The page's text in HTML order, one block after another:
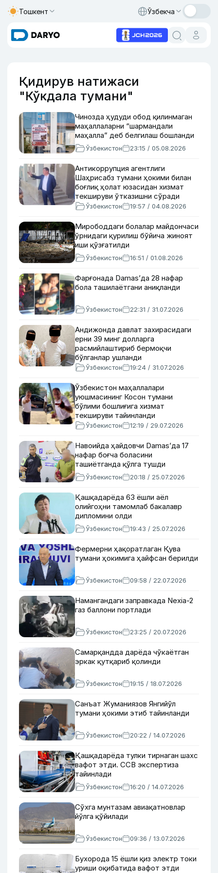
Тошкент Ўзбекча
Қидирув натижаси
"Кўкдала тумани"
Чинозда ҳудуди обод қилинмаган
маҳаллаларни “шармандали
маҳалла” деб белгилаш бошланди
Ўзбекистон 23:15 / 05.08.2026
Антикоррупция агентлиги
Шаҳрисабз тумани ҳокими билан
боғлиқ ҳолат юзасидан хизмат
текшируви ўтказишни сўради
Ўзбекистон 19:57 / 04.08.2026
Мирободдаги болалар майдончаси
ўрнидаги қурилиш бўйича жиноят
иши қўзғатилди
Ўзбекистон 16:51 / 01.08.2026
Фарғонада Damas’да 28 нафар
бола ташилаётгани аниқланди
Ўзбекистон 22:31 / 31.07.2026
Андижонда давлат захирасидаги
ерни 39 минг долларга
расмийлаштириб бермоқчи
бўлганлар ушланди
Ўзбекистон 19:24 / 31.07.2026
Ўзбекистон маҳаллалари
уюшмасининг Косон тумани
бўлими бошлиғига хизмат
текшируви тайинланди
Ўзбекистон 12:19 / 29.07.2026
Навоийда ҳайдовчи Damas’да 17
нафар боғча боласини
ташиётганда қўлга тушди
Ўзбекистон 20:18 / 25.07.2026
Қашқадарёда 63 ёшли аёл
олийгоҳни тамомлаб бакалавр
дипломини олди
Ўзбекистон 19:43 / 25.07.2026
Фермерни ҳақоратлаган Қува
тумани ҳокимига ҳайфсан берилди
Ўзбекистон 09:58 / 22.07.2026
Намангандаги заправкада Nexia-2
газ баллони портлади
Ўзбекистон 23:25 / 20.07.2026
Самарқандда дарёда чўкаётган
эркак қутқариб қолинди
Ўзбекистон 19:15 / 18.07.2026
Санъат Жуманиязов Янгийўл
тумани ҳокими этиб тайинланди
Ўзбекистон 20:22 / 14.07.2026
Қашқадарёда тулки тирнаган шахс
вафот этди. ССВ экспертиза
тайинлади
Ўзбекистон 16:20 / 14.07.2026
Сўхга мунтазам авиақатновлар
йўлга қўйилади
Ўзбекистон 09:36 / 13.07.2026
Бухорода 15 ёшли қиз электр токи
уриши оқибатида вафот этди